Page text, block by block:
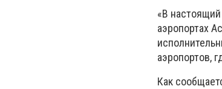
«В
аэропортах
аэропортов,
Как